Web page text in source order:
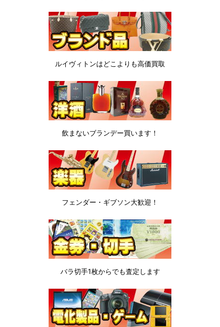
ルイヴィトンはどこよりも高価買取
飲まないブランデー買います！
フェンダー・ギブソン大歓迎！
バラ切手1枚からでも査定します